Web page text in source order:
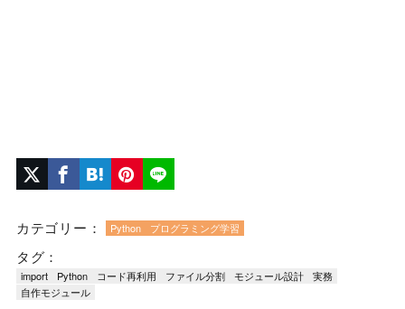
カテゴリー： Python プログラミング学習
タグ：
import Python コード再利用 ファイル分割 モジュール設計
実務
自作モジュール